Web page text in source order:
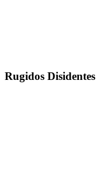
Rugidos Disidentes